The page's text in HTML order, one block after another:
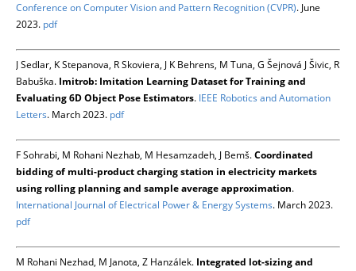
Conference on Computer Vision and Pattern Recognition (CVPR). June
2023. pdf
J Sedlar, K Stepanova, R Skoviera, J K Behrens, M Tuna, G Šejnová J Šivic, R
Babuška. Imitrob: Imitation Learning Dataset for Training and
Evaluating 6D Object Pose Estimators. IEEE Robotics and Automation
Letters. March 2023. pdf
F Sohrabi, M Rohani Nezhab, M Hesamzadeh, J Bemš.Coordinated
bidding of multi-product charging station in electricity markets
using rolling planning and sample average approximation.
International Journal of Electrical Power & Energy Systems. March 2023.
pdf
M Rohani Nezhad, M Janota, Z Hanzálek. Integrated lot-sizing and